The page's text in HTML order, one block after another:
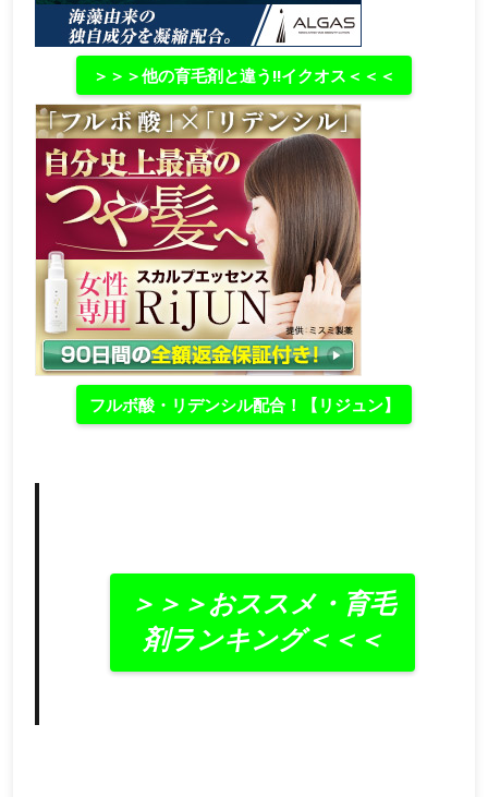
＞＞＞他の育毛剤と違う‼イクオス＜＜＜
フルボ酸・リデンシル配合！【リジュン】
＞＞＞おススメ・育毛
剤ランキング＜＜＜